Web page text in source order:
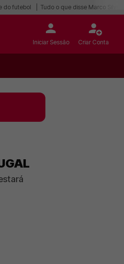
do futebol Tudo o que disse Marco Silva
Iniciar Sessão Criar Conta